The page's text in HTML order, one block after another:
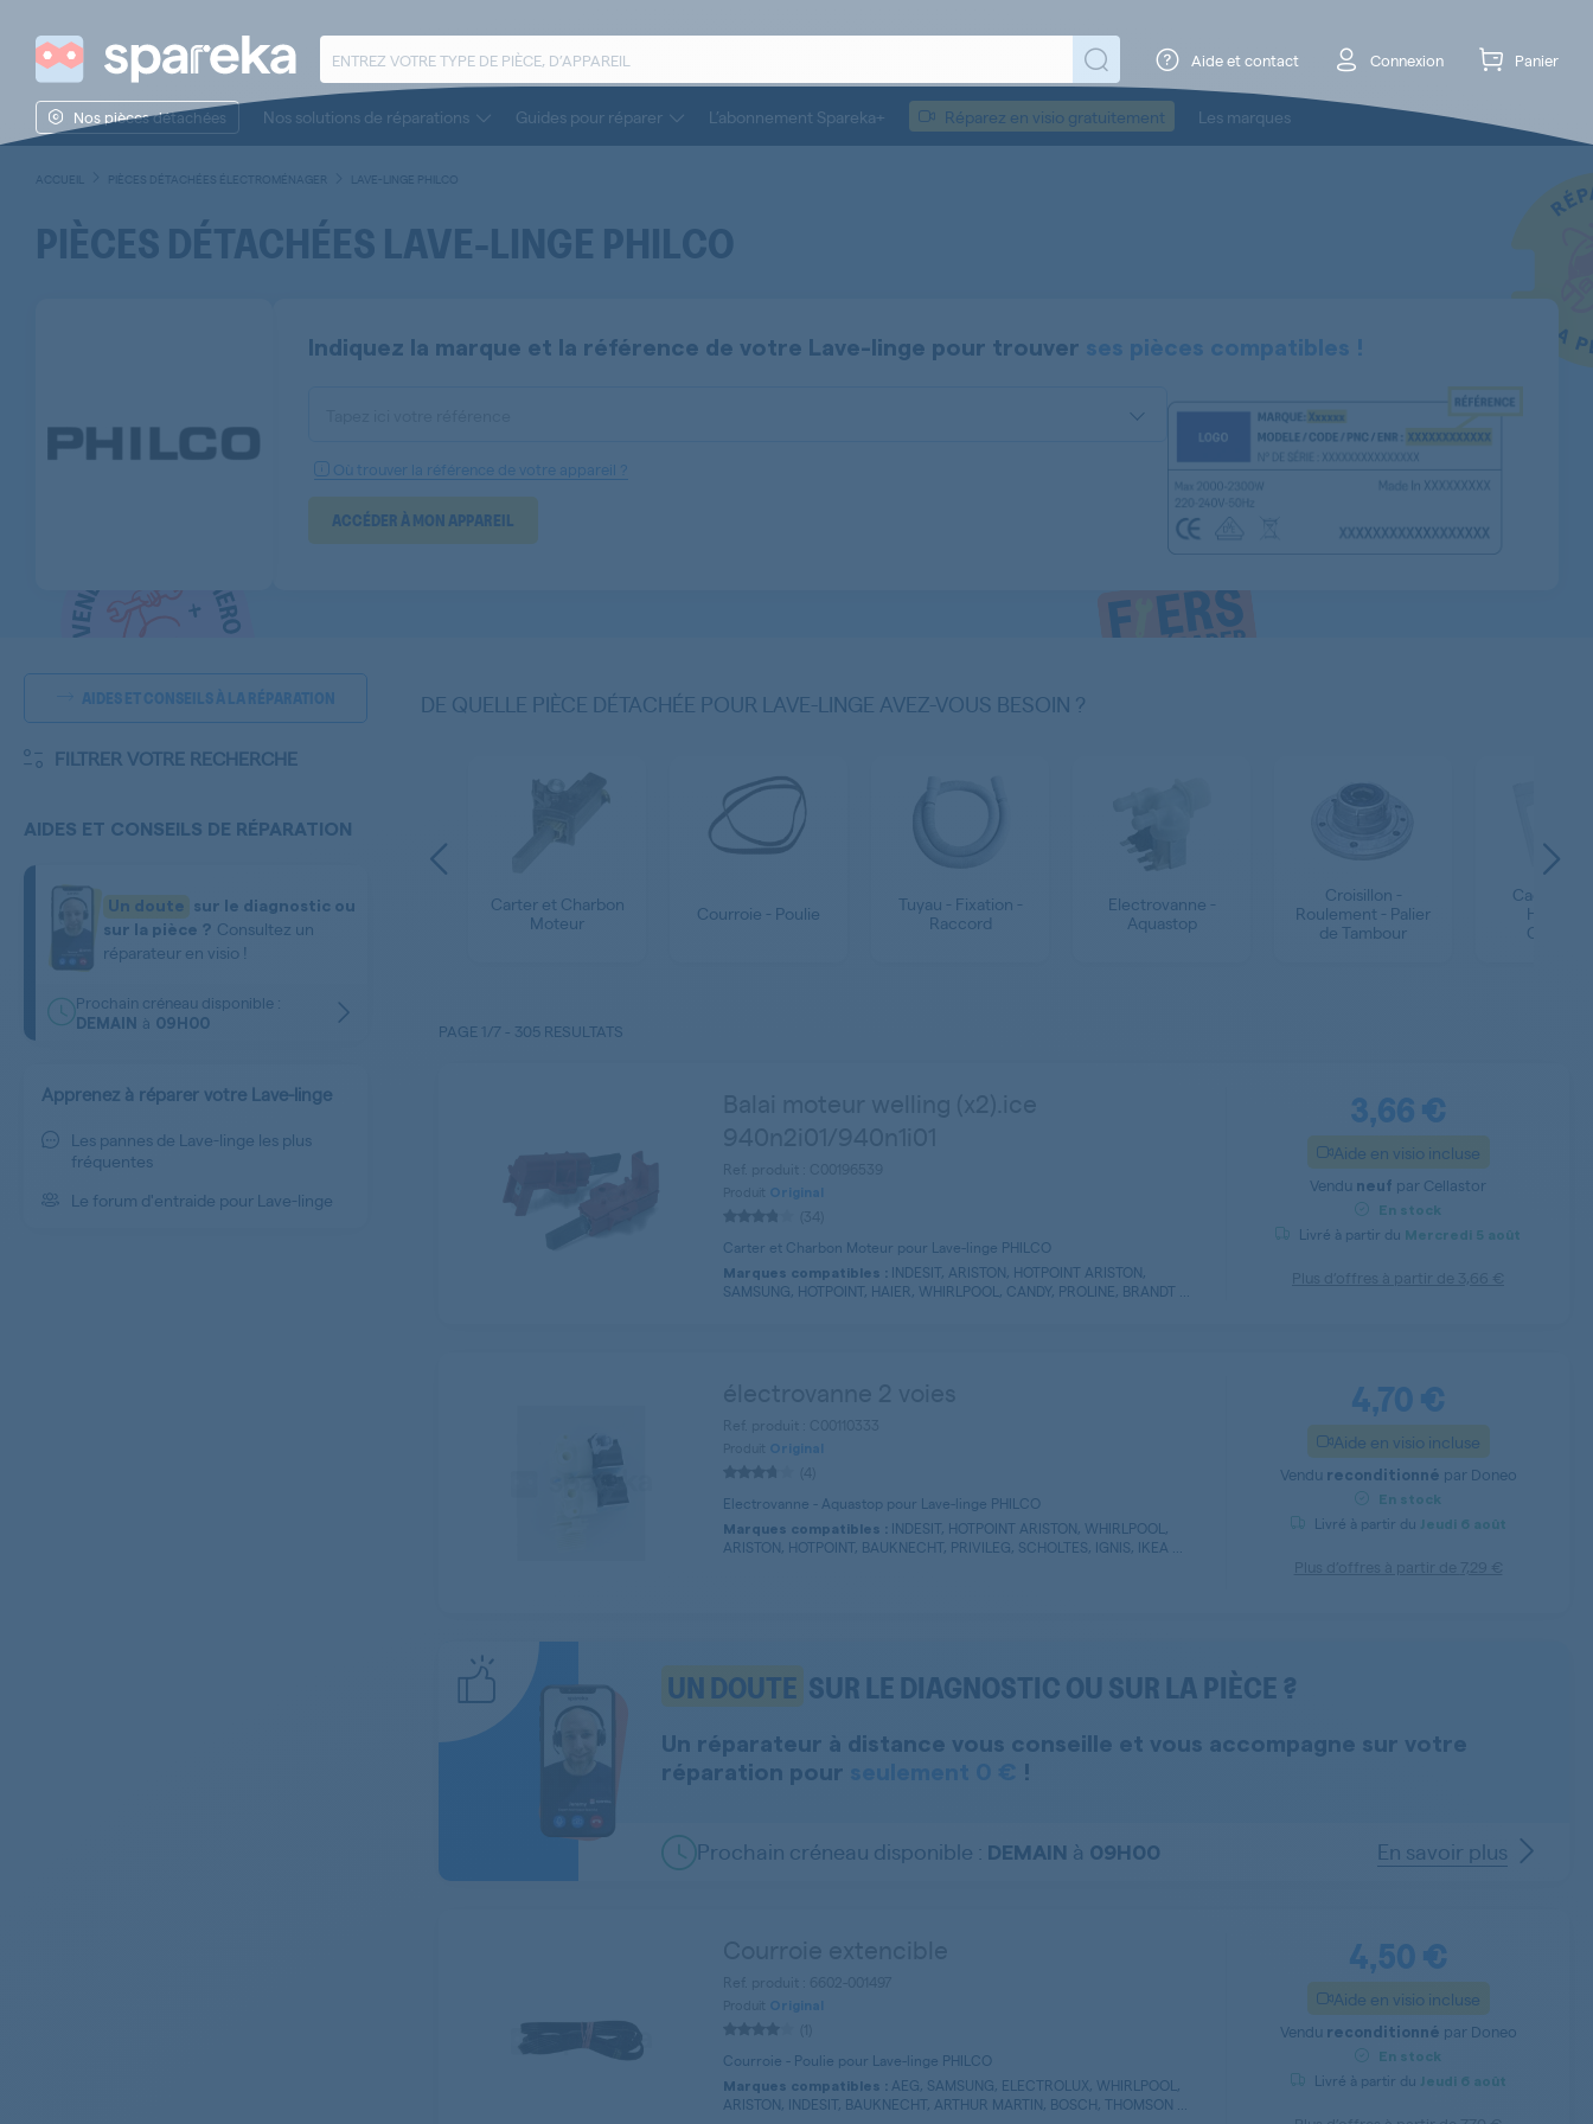
Aide et contact Connexion Panier
Nos pièces détachées Nos solutions de réparations Guides pour réparer L’abonnement Spareka+ Réparez en visio gratuitement Les marques
ACCUEIL PIÈCES DÉTACHÉES ÉLECTROMÉNAGER LAVE-LINGE PHILCO
PIÈCES DÉTACHÉES LAVE-LINGE PHILCO
Indiquez la marque et la référence de votre Lave-linge pour trouver ses pièces compatibles !
Où trouver la référence de votre appareil ?
ACCÉDER À MON APPAREIL
DE QUELLE PIÈCE DÉTACHÉE POUR LAVE-LINGE AVEZ-VOUS BESOIN ?
Bandeau - Facade -
Module d'Affichage
Poignee de Porte -
Poignee de Hublot
Carter et Charbon
Moteur
Courroie - Poulie
Tuyau - Fixation -
Raccord
Electrovanne -
Aquastop
Croisillon -
Roulement - Palier
de Tambour
Cadre -
AIDES ET CONSEILS À LA RÉPARATION
FILTRER VOTRE RECHERCHE
AIDES ET CONSEILS DE RÉPARATION
Un doute
sur le diagnostic ou
sur la pièce ? Consultez un
réparateur en visio !
Prochain créneau disponible :
DEMAIN à 09H00
Apprenez à réparer votre Lave-linge
Les pannes de Lave-linge les plus
fréquentes
Le forum d'entraide pour Lave-linge
PAGE 1/7 - 305 RESULTATS
Original
Carter et Charbon Moteur pour Lave-linge PHILCO
Marques compatibles : INDESIT, ARISTON, HOTPOINT ARISTON,
SAMSUNG, HOTPOINT, HAIER, WHIRLPOOL, CANDY, PROLINE, BRANDT ...
3,66 €
Aide en visio incluse
Vendu neuf par Cellastor
En stock
Livré à partir du Mercredi 5 août
Original
Electrovanne - Aquastop pour Lave-linge PHILCO
Marques compatibles : INDESIT, HOTPOINT ARISTON, WHIRLPOOL,
ARISTON, HOTPOINT, BAUKNECHT, PRIVILEG, SCHOLTES, IGNIS, IKEA ...
4,70 €
Aide en visio incluse
Vendu reconditionné par Doneo
En stock
Livré à partir du Jeudi 6 août
UN DOUTE SUR LE DIAGNOSTIC OU SUR LA PIÈCE ?
Un réparateur à distance vous conseille et vous accompagne sur votre
réparation pour seulement 0 € !
Prochain créneau disponible : DEMAIN à 09H00 En savoir plus
Original
Courroie - Poulie pour Lave-linge PHILCO
Marques compatibles : AEG, SAMSUNG, ELECTROLUX, WHIRLPOOL,
ARISTON, INDESIT, BAUKNECHT, ARTHUR MARTIN, BOSCH, THOMSON ...
4,50 €
Aide en visio incluse
Vendu reconditionné par Doneo
En stock
Livré à partir du Jeudi 6 août